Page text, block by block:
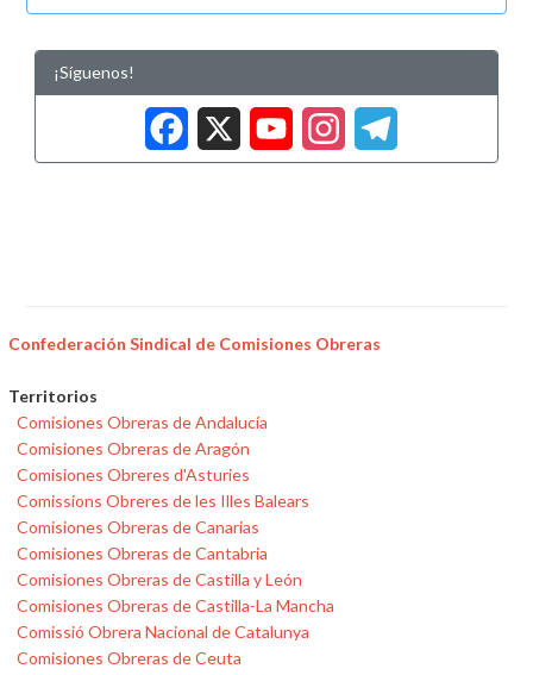
¡Síguenos!
Facebook
X
Confederación Sindical de Comisiones Obreras
Territorios
Comisiones Obreras de Andalucía
Comisiones Obreras de Aragón
Comisiones Obreres d'Asturies
Comissions Obreres de les Illes Balears
Comisiones Obreras de Canarias
Comisiones Obreras de Cantabria
Comisiones Obreras de Castilla y León
Comisiones Obreras de Castilla-La Mancha
Comissió Obrera Nacional de Catalunya
Comisiones Obreras de Ceuta